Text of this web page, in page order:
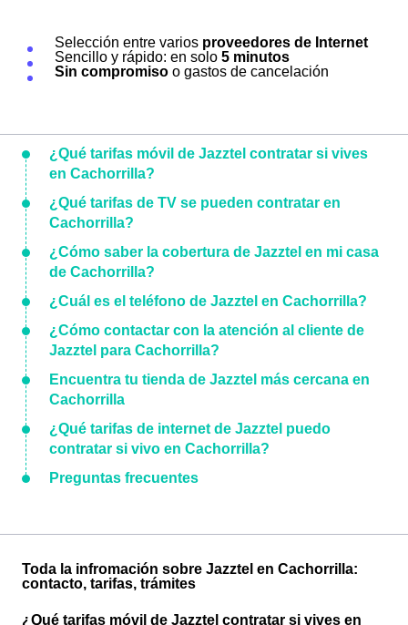
Selección entre varios proveedores de Internet
Sencillo y rápido: en solo 5 minutos
Sin compromiso o gastos de cancelación
¿Qué tarifas móvil de Jazztel contratar si vives
en Cachorrilla?
¿Qué tarifas de TV se pueden contratar en
Cachorrilla?
¿Cómo saber la cobertura de Jazztel en mi casa
de Cachorrilla?
¿Cuál es el teléfono de Jazztel en Cachorrilla?
¿Cómo contactar con la atención al cliente de
Jazztel para Cachorrilla?
Encuentra tu tienda de Jazztel más cercana en
Cachorrilla
¿Qué tarifas de internet de Jazztel puedo
contratar si vivo en Cachorrilla?
Preguntas frecuentes
Toda la infromación sobre Jazztel en Cachorrilla:
contacto, tarifas, trámites
¿Qué tarifas móvil de Jazztel contratar si vives en